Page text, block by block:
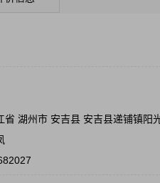
省 湖州市 安吉县 安吉县递铺镇阳